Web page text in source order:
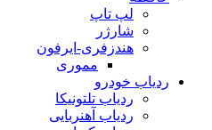
لپ تاپ
شارژر
هندزفری-ایرفون
مموری
ردیاب خودرو
ردیاب تلتونیکا
ردیاب آهنربایی